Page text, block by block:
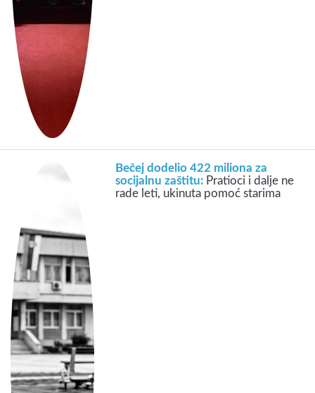
Bečej dodelio 422 miliona za
socijalnu zaštitu: Pratioci i dalje ne
rade leti, ukinuta pomoć starima